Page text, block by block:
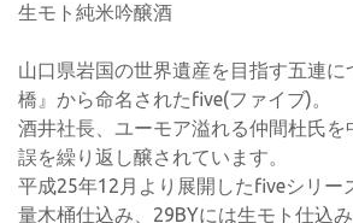
生モト純米吟醸酒
山口県岩国の世界遺産を目指す五連に
橋』から命名されたfive(ファイブ)。
酒井社長、ユーモア溢れる仲間杜氏を
誤を繰り返し醸されています。
平成25年12月より展開したfiveシリー
量木桶仕込み、29BYには生モト仕込